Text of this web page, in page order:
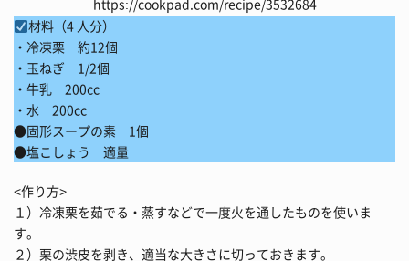
https://cookpad.com/recipe/3532684
材料（4 人分）
・冷凍栗 約12個
・玉ねぎ 1/2個
・牛乳 200cc
・水 200cc
●固形スープの素 1個
●塩こしょう 適量
<作り方>
１）冷凍栗を茹でる・蒸すなどで一度火を通したものを使いま
す。
２）栗の渋皮を剥き、適当な大きさに切っておきます。